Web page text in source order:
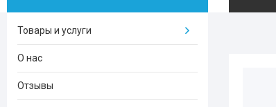
Товары и услуги
О нас
Отзывы